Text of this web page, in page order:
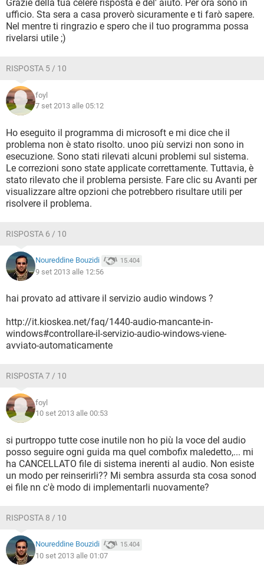
Grazie della tua celere risposta e del' aiuto. Per ora sono in
ufficio. Sta sera a casa proverò sicuramente e ti farò sapere.
Nel mentre ti ringrazio e spero che il tuo programma possa
rivelarsi utile ;)
RISPOSTA 5 / 10
foyl
7 set 2013 alle 05:12
Ho eseguito il programma di microsoft e mi dice che il
problema non è stato risolto. unoo più servizi non sono in
esecuzione. Sono stati rilevati alcuni problemi sul sistema.
Le correzioni sono state applicate correttamente. Tuttavia, è
stato rilevato che il problema persiste. Fare clic su Avanti per
visualizzare altre opzioni che potrebbero risultare utili per
risolvere il problema.
RISPOSTA 6 / 10
Noureddine Bouzidi 15.404
9 set 2013 alle 12:56
hai provato ad attivare il servizio audio windows ?
http://it.kioskea.net/faq/1440-audio-mancante-in-
windows#controllare-il-servizio-audio-windows-viene-
avviato-automaticamente
RISPOSTA 7 / 10
foyl
10 set 2013 alle 00:53
si purtroppo tutte cose inutile non ho più la voce del audio
posso seguire ogni guida ma quel combofix maledetto,... mi
ha CANCELLATO file di sistema inerenti al audio. Non esiste
un modo per reinserirli?? Mi sembra assurda sta cosa sonod
ei file nn c'è modo di implementarli nuovamente?
RISPOSTA 8 / 10
Noureddine Bouzidi 15.404
10 set 2013 alle 01:07